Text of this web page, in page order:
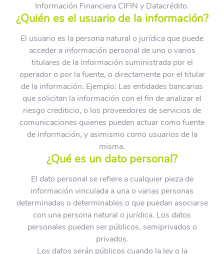
Información Financiera CIFIN y Datacrédito.
¿Quién es el usuario de la información?
El usuario es la persona natural o jurídica que puede
acceder a información personal de uno o varios
titulares de la información suministrada por el
operador o por la fuente, o directamente por el titular
de la información. Ejemplo: Las entidades bancarias
que solicitan la información con el fin de analizar el
riesgo crediticio, o los proveedores de servicios de
comunicaciones quienes pueden actuar como fuente
de información, y asimismo como usuarios de la
misma.
¿Qué es un dato personal?
El dato personal se refiere a cualquier pieza de
información vinculada a una o varias personas
determinadas o determinables o que puedan asociarse
con una persona natural o jurídica. Los datos
personales pueden ser públicos, semiprivados o
privados.
Los datos serán públicos cuando la ley o la